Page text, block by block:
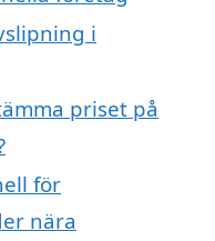
i
priset på
för
nära